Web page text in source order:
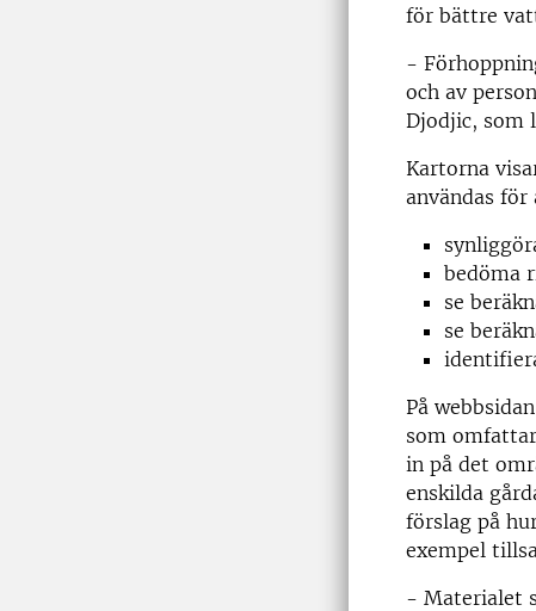
för bättre
-
och av
Djodjic, som
Kartorna
användas för
bedöma
se
se
På
som
in på det
enskilda
förslag på
exempel
- Materialet